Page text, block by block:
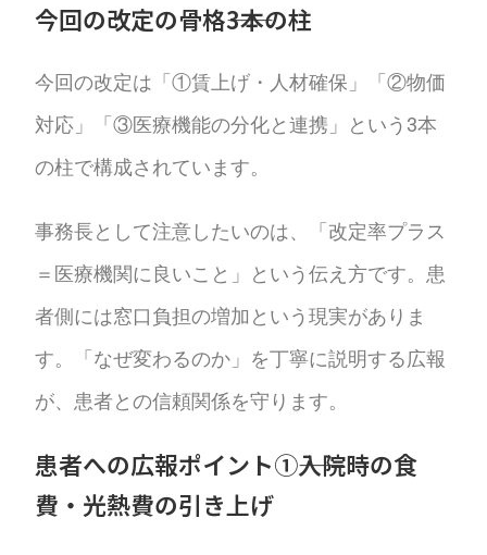
今回の改定の骨格――3本の柱
今回の改定は「①賃上げ・人材確保」「②物価
対応」「③医療機能の分化と連携」という3本
の柱で構成されています。
事務長として注意したいのは、「改定率プラス
＝医療機関に良いこと」という伝え方です。患
者側には窓口負担の増加という現実がありま
す。「なぜ変わるのか」を丁寧に説明する広報
が、患者との信頼関係を守ります。
患者への広報ポイント①――入院時の食
費・光熱費の引き上げ